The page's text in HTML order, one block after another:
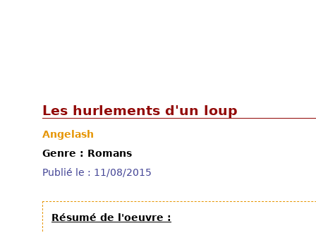
Les hurlements d'un loup
Angelash
Genre : Romans
Publié le : 11/08/2015
Résumé de l'oeuvre :